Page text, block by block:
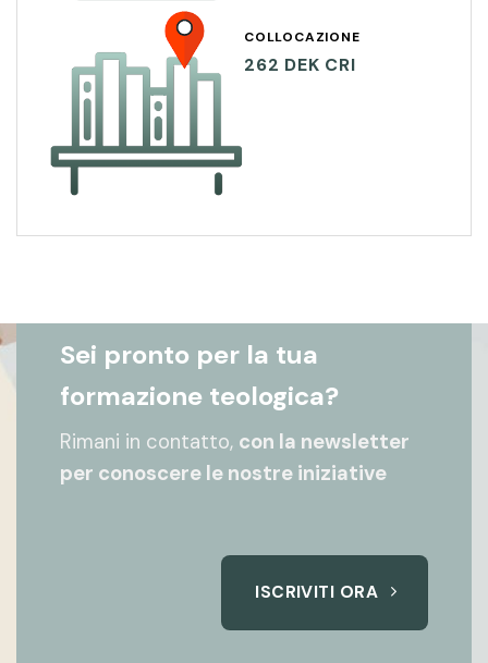
COLLOCAZIONE
262 DEK CRI
Sei pronto per la tua
formazione teologica?
Rimani in contatto, con la newsletter
per conoscere le nostre iniziative
ISCRIVITI ORA